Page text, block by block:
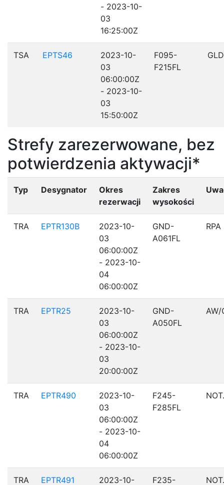
- 2023-10-
03
16:25:00Z
TSA EPTS46
2023-10-
03
06:00:00Z
- 2023-10-
03
15:50:00Z
F095-
F215FL
GLD
Strefy zarezerwowane, bez
potwierdzenia aktywacji*
Typ Desygnator
Okres
rezerwacji
Zakres
wysokości
TRA EPTR130B
2023-10-
03
06:00:00Z
- 2023-10-
04
06:00:00Z
GND-
A061FL
RPA
TRA EPTR25
2023-10-
03
06:00:00Z
- 2023-10-
03
20:00:00Z
GND-
A050FL
AW/
TRA EPTR490
2023-10-
03
06:00:00Z
- 2023-10-
04
06:00:00Z
F245-
F285FL
TRA EPTR491
2023-10-
F235-